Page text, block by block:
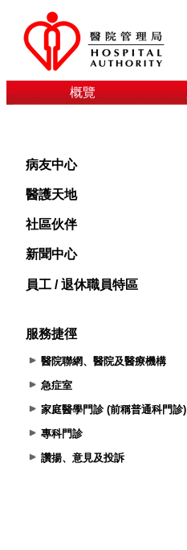
概覽
病友中心
醫護天地
社區伙伴
新聞中心
員工 / 退休職員特區
服務捷徑
醫院聯網、醫院及醫療機構
急症室
家庭醫學門診 (前稱普通科門診)
專科門診
讚揚、意見及投訴